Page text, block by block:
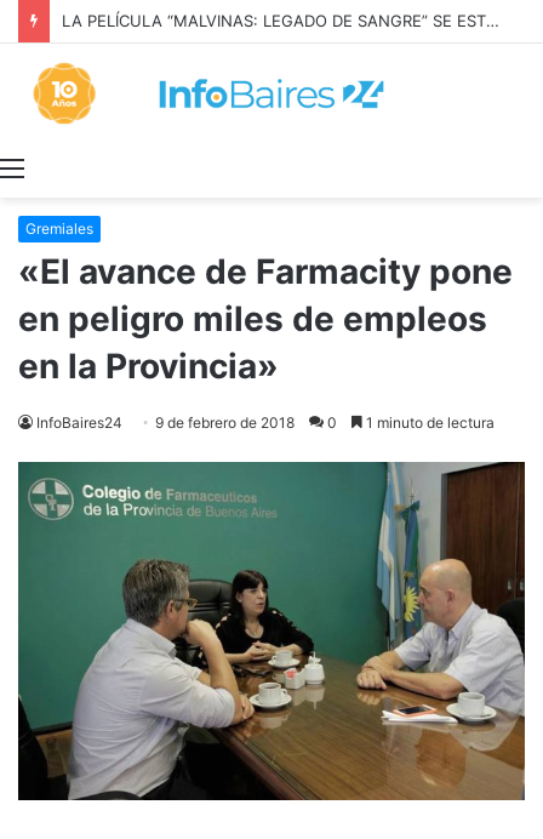
LA PELÍCULA “MALVINAS: LEGADO DE SANGRE” SE ESTRENARÁ EN PRIME VIDEO
Gremiales
«El avance de Farmacity pone
en peligro miles de empleos
en la Provincia»
InfoBaires24 9 de febrero de 2018 0 1 minuto de lectura